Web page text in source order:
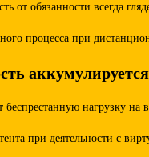
от обязанности всегда
процесса при
нагрузку на
при деятельности с